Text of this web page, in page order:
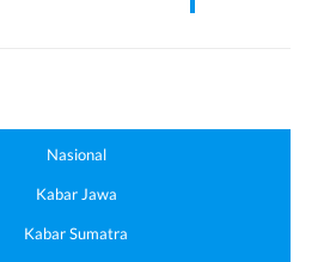
Nasional
Kabar Jawa
Kabar Sumatra